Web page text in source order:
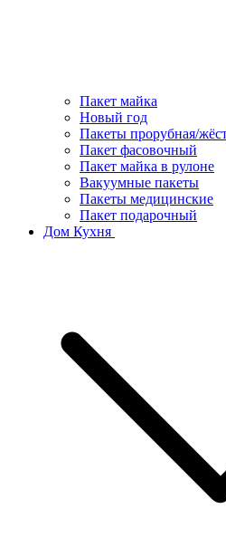
Пакет майка
Новый год
Пакеты прорубная/
Пакет фасовочный
Пакет майка в рулоне
Вакуумные пакеты
Пакеты медицинские
Пакет подарочный
Дом Кухня